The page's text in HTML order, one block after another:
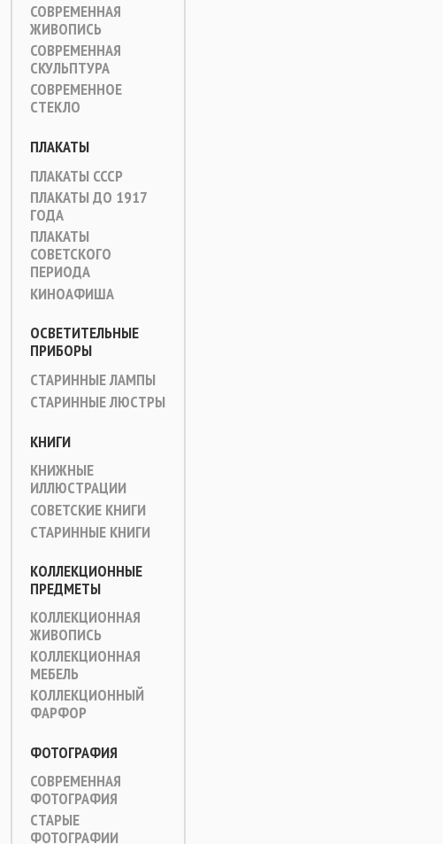
СОВРЕМЕННАЯ
ЖИВОПИСЬ
СОВРЕМЕННАЯ
СКУЛЬПТУРА
СОВРЕМЕННОЕ
СТЕКЛО
ПЛАКАТЫ
ПЛАКАТЫ СССР
ПЛАКАТЫ ДО 1917
ГОДА
ПЛАКАТЫ
СОВЕТСКОГО
ПЕРИОДА
КИНОАФИША
ОСВЕТИТЕЛЬНЫЕ
ПРИБОРЫ
СТАРИННЫЕ ЛАМПЫ
СТАРИННЫЕ ЛЮСТРЫ
КНИГИ
КНИЖНЫЕ
ИЛЛЮСТРАЦИИ
СОВЕТСКИЕ КНИГИ
СТАРИННЫЕ КНИГИ
КОЛЛЕКЦИОННЫЕ
ПРЕДМЕТЫ
КОЛЛЕКЦИОННАЯ
ЖИВОПИСЬ
КОЛЛЕКЦИОННАЯ
МЕБЕЛЬ
КОЛЛЕКЦИОННЫЙ
ФАРФОР
ФОТОГРАФИЯ
СОВРЕМЕННАЯ
ФОТОГРАФИЯ
СТАРЫЕ
ФОТОГРАФИИ